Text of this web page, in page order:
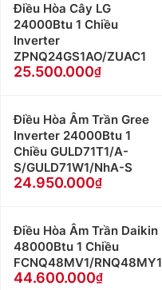
Điều Hòa Cây LG
24000Btu 1 Chiều
Inverter
ZPNQ24GS1AO/ZUAC1
25.500.000
Điều Hòa Âm Trần Gree
Inverter 24000Btu 1
Chiều GULD71T1/A-
S/GULD71W1/NhA-S
24.950.000
Điều Hòa Âm Trần Daikin
48000Btu 1 Chiều
FCNQ48MV1/RNQ48MY1
44.600.000